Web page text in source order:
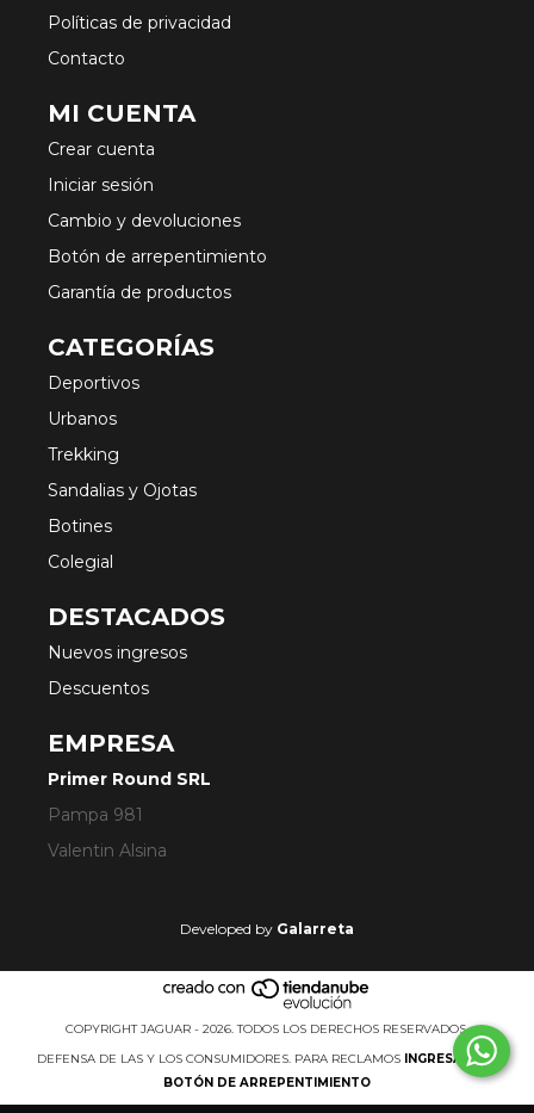
Políticas de privacidad
Contacto
MI CUENTA
Crear cuenta
Iniciar sesión
Cambio y devoluciones
Botón de arrepentimiento
Garantía de productos
CATEGORÍAS
Deportivos
Urbanos
Trekking
Sandalias y Ojotas
Botines
Colegial
DESTACADOS
Nuevos ingresos
Descuentos
EMPRESA
Primer Round SRL
Pampa 981
Valentin Alsina
Developed by Galarreta
COPYRIGHT JAGUAR - 2026. TODOS LOS DERECHOS RESERVADOS.
DEFENSA DE LAS Y LOS CONSUMIDORES. PARA RECLAMOS INGRESÁ ACÁ.
BOTÓN DE ARREPENTIMIENTO